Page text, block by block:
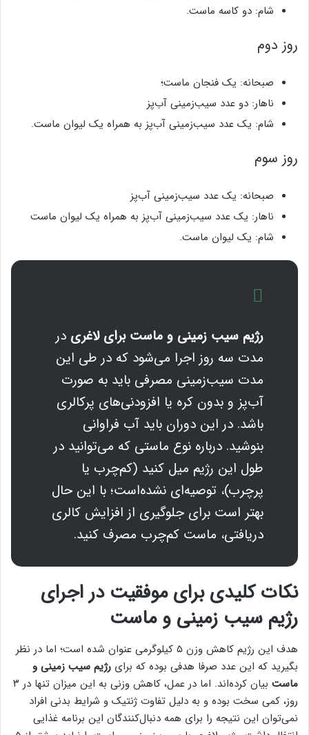
شام: دو کاسه ماست.
روز دوم
صبحانه: یک فنجان ماست؛
ناهار: دو عدد سیب‌زمینی آب‌پز
شام: یک عدد سیب‌زمینی آب‌پز به همراه یک لیوان ماست.
روز سوم
صبحانه: یک عدد سیب‌زمینی آب‌پز
ناهار: یک عدد سیب‌زمینی آب‌پز به همراه یک لیوان ماست
شام: یک لیوان ماست.
رژیم سیب زمینی و ماست برای لاغری در
مدت سه روز اجرا می‌شود که در طی این
مدت سیب‌زمینی مصرفی باید به صورت
آب‌پز و بدون کره یا افزودنی‌های پرکالری
باشد. در این دوران باید آب فراوانی
بنوشید. درباره نوع ماستی که می‌توانید در
طول این رژیم میل کنید (کم‌چرب یا
پرچرب)، توصیه‌ای نشده‌است؛ با این حال
بهتر است برای جلوگیری از افزایش کالری
دریافتی، ماست کم‌چرب مصرف کنید.
نکات کلیدی برای موفقیت در اجرای
رژیم سیب زمینی و ماست
هدف این رژیم کاهش وزن ۵ کیلوگرمی عنوان شده‌ است؛ اما در نظر
بگیرید که این عدد صرفا هدفی بوده که برای رژیم سیب زمینی و
ماست
بیان کرده‌اند. اما در عمل، کاهش وزنی به این میزان تنها در ۳
روز، کمی سخت بوده و به دلیل تفاوت ژنتیک و شرایط بدنی افراد
نمی‌توان این نتیجه را برای همه دنبال‌کنندگان این برنامه غذایی